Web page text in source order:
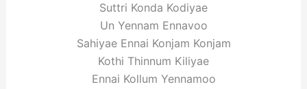
Suttri Konda Kodiyae
Un Yennam Ennavoo
Sahiyae Ennai Konjam Konjam
Kothi Thinnum Kiliyae
Ennai Kollum Yennamoo